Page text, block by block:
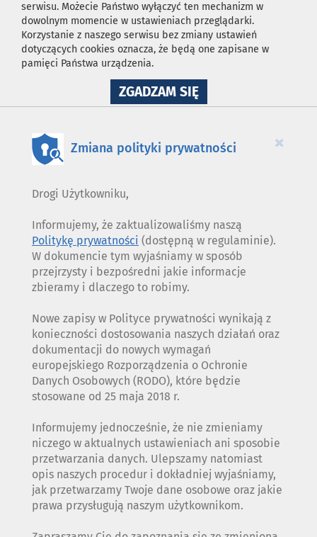
serwisu. Możecie Państwo wyłączyć ten mechanizm w
dowolnym momencie w ustawieniach przeglądarki.
Korzystanie z naszego serwisu bez zmiany ustawień
dotyczących cookies oznacza, że będą one zapisane w
pamięci Państwa urządzenia.
ZGADZAM SIĘNA
WYKORZYSTANIE
×
Zmiana polityki prywatności
Drogi Użytkowniku,
Informujemy, że zaktualizowaliśmy naszą
Politykę prywatności (dostępną w regulaminie).
W dokumencie tym wyjaśniamy w sposób
przejrzysty i bezpośredni jakie informacje
zbieramy i dlaczego to robimy.
Nowe zapisy w Polityce prywatności wynikają z
konieczności dostosowania naszych działań oraz
dokumentacji do nowych wymagań
europejskiego Rozporządzenia o Ochronie
Danych Osobowych (RODO), które będzie
stosowane od 25 maja 2018 r.
Informujemy jednocześnie, że nie zmieniamy
niczego w aktualnych ustawieniach ani sposobie
przetwarzania danych. Ulepszamy natomiast
opis naszych procedur i dokładniej wyjaśniamy,
jak przetwarzamy Twoje dane osobowe oraz jakie
prawa przysługują naszym użytkownikom.